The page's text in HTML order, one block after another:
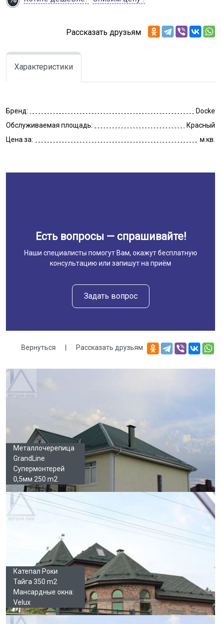
Рассказать друзьям
Характеристики
Бренд:
Docke
Обслуживаемая площадь:
Красный
Цена за:
м.кв.
Есть вопросы — спрашивайте!
Наши специалисты помогут Вам, окажут бесплатную
консультацию или запишут на приём
Задать вопрос
Вернуться | Рассказать друзьям
Галерея
Металлочерепица
GrandLine
Супермонтерей
0,5мм 250 m2
Катепал Роки
Тайга 350 m2
Мансардные окна:
Velux